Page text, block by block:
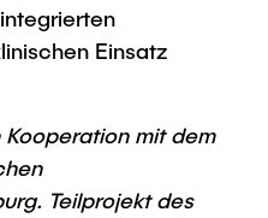
Einsatz
mit dem
Teilprojekt des